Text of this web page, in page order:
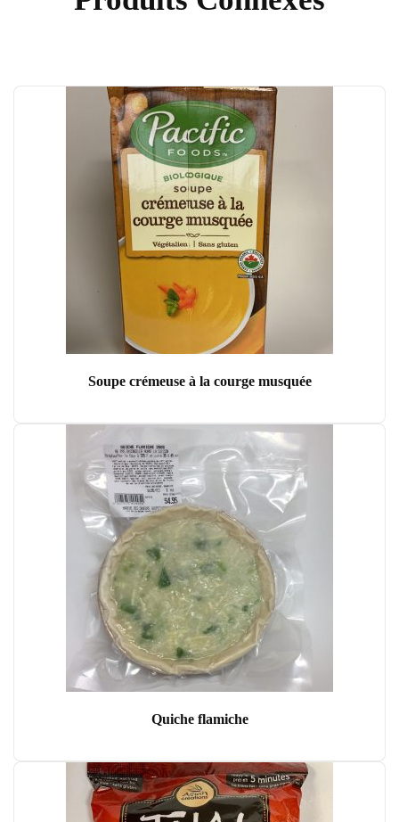
Soupe crémeuse à la courge musquée
Quiche flamiche